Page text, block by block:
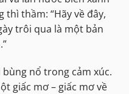
thì thầm: “Hãy về đây,
trôi qua là một bản
nổ trong cảm xúc.
giấc mơ – giấc mơ về